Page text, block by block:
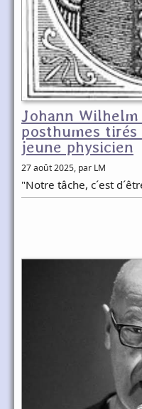
Johann
posthumes tirés
jeune physicien
27 août 2025, par LM
"Notre tâche, c´est